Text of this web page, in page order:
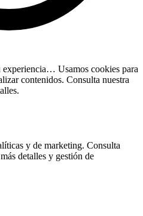
experiencia… Usamos cookies para
contenidos. Consulta nuestra
y de marketing. Consulta
detalles y gestión de